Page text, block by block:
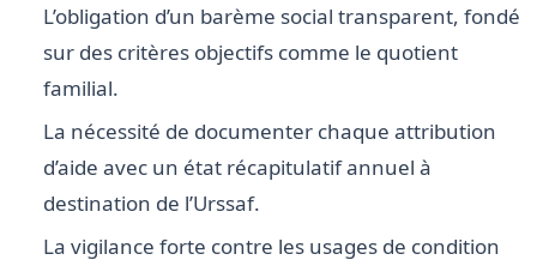
L’obligation d’un barème social transparent, fondé
sur des critères objectifs comme le quotient
familial.
La nécessité de documenter chaque attribution
d’aide avec un état récapitulatif annuel à
destination de l’Urssaf.
La vigilance forte contre les usages de condition